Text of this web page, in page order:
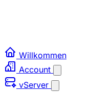
Willkommen
Account
vServer